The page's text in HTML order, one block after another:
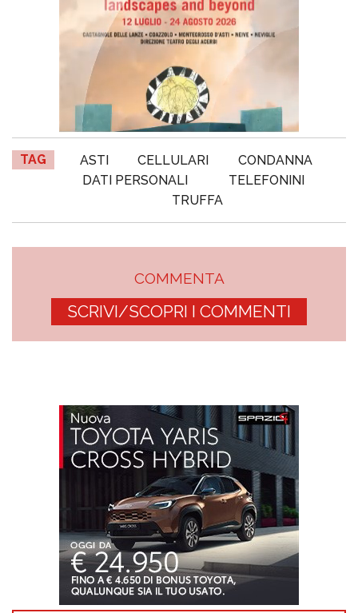
TAG ASTI CELLULARI
CONDANNA
DATI PERSONALI
TELEFONINI
TRUFFA
COMMENTA
SCRIVI/SCOPRI I COMMENTI